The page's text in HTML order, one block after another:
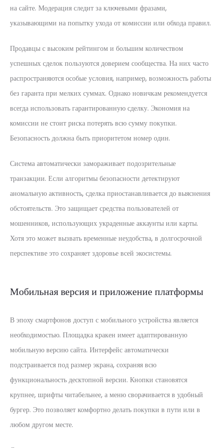
на сайте. Модерация следит за ключевыми фразами,
указывающими на попытку ухода от комиссии или обхода правил.
Продавцы с высоким рейтингом и большим количеством
успешных сделок пользуются доверием сообщества. На них часто
распространяются особые условия, например, возможность работы
без гаранта при мелких суммах. Однако новичкам рекомендуется
всегда использовать гарантированную сделку. Экономия на
комиссии не стоит риска потерять всю сумму покупки.
Безопасность должна быть приоритетом номер один.
Система автоматически замораживает подозрительные
транзакции. Если алгоритмы безопасности детектируют
аномальную активность, сделка приостанавливается до выяснения
обстоятельств. Это защищает средства пользователей от
мошенников, использующих украденные аккаунты или карты.
Хотя это может вызвать временные неудобства, в долгосрочной
перспективе это сохраняет здоровье всей экосистемы.
Мобильная версия и приложение платформы
В эпоху смартфонов доступ с мобильного устройства является
необходимостью. Площадка кракен имеет адаптированную
мобильную версию сайта. Интерфейс автоматически
подстраивается под размер экрана, сохраняя всю
функциональность десктопной версии. Кнопки становятся
крупнее, шрифты читабельнее, а меню сворачивается в удобный
бургер. Это позволяет комфортно делать покупки в пути или в
любом другом месте.